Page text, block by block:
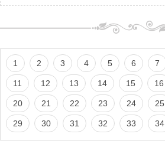
1 2 3 4 5 6 7
11 12 13 14 15 16
20 21 22 23 24 25
29 30 31 32 33 34